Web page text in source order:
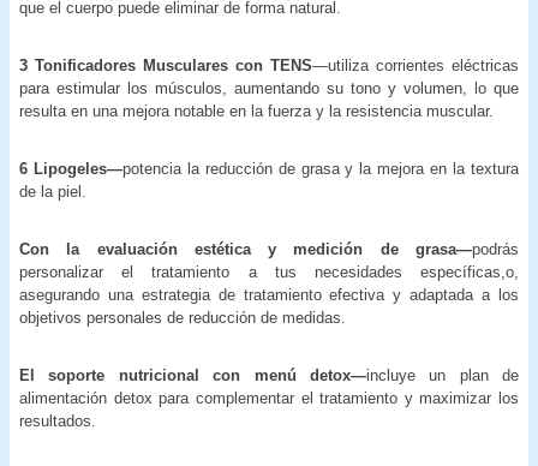
que el cuerpo puede eliminar de forma natural.
3 Tonificadores Musculares con TENS—utiliza corrientes eléctricas
para estimular los músculos, aumentando su tono y volumen, lo que
resulta en una mejora notable en la fuerza y la resistencia muscular.
6 Lipogeles—potencia la reducción de grasa y la mejora en la textura
de la piel.
Con la evaluación estética y medición de grasa—podrás
personalizar el tratamiento a tus necesidades específicas,o,
asegurando una estrategia de tratamiento efectiva y adaptada a los
objetivos personales de reducción de medidas.
El soporte nutricional con menú detox—incluye un plan de
alimentación detox para complementar el tratamiento y maximizar los
resultados.